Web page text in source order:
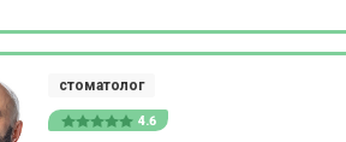
стоматолог
4.6